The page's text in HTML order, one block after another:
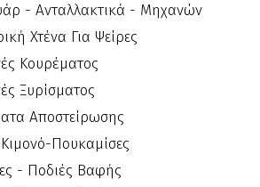
- Ανταλλακτικά - Μηχανών
Χτένα Για Ψείρες
Κουρέματος
Ξυρίσματος
Αποστείρωσης
Πουκαμίσες
- Ποδιές Βαφής